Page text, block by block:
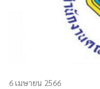
6 เมษายน 2566